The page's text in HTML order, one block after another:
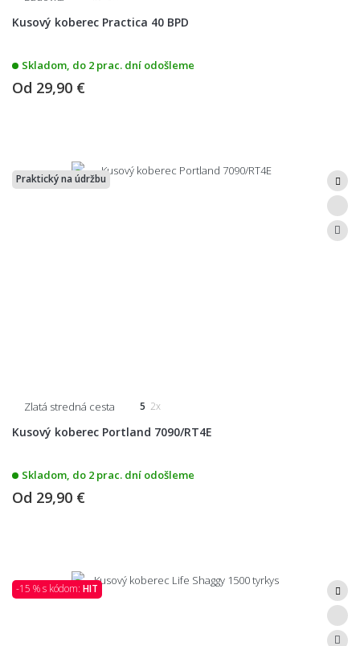
Kusový koberec Practica 40 BPD
Skladom, do 2 prac. dní odošleme
Od 29,90 €
Praktický na údržbu
Zlatá stredná cesta 5 2x
Kusový koberec Portland 7090/RT4E
Skladom, do 2 prac. dní odošleme
Od 29,90 €
-15 % s kódom: HIT